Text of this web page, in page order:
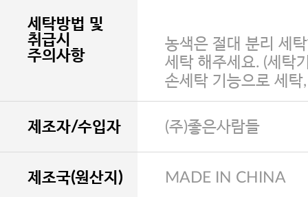
세탁방법 및
취급시
주의사항
농색은 절대 분리 세
세탁 해주세요. (세탁
손세탁 기능으로 세탁
제조자/수입자 (주)좋은사람들
제조국(원산지) MADE IN CHINA